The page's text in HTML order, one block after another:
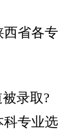
西省各专
录取?
科专业选